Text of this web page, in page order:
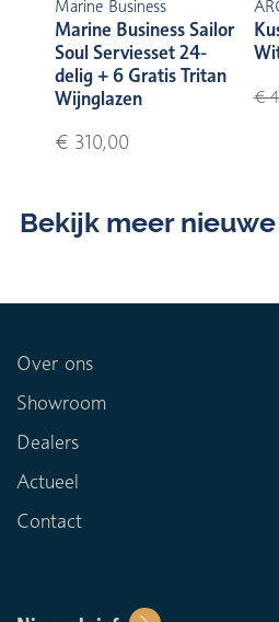
Marine Business
Marine Business Sailor
Soul Serviesset 24-
delig + 6 Gratis Tritan
Wijnglazen
€ 310,00
€
Bekijk meer
Over ons
Showroom
Dealers
Actueel
Contact